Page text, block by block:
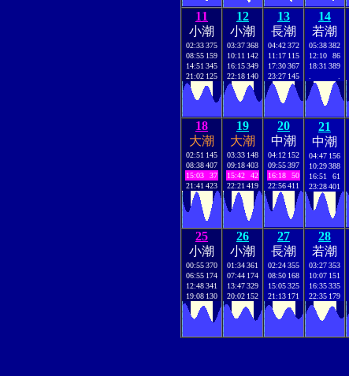
11
小潮
02:33375
08:55 159
14:51 345
21:02 125
12
小潮
03:37368
10:11 142
16:15349
22:18 140
13
長潮
04:42372
11:17 115
17:30367
23:27 145
14
若潮
05:38382
12:10
86
18:31 389
18
大潮
02:51 145
08:38407
15:03
37
21:41 423
19
大潮
03:33 148
09:18403
15:42
42
22:21 419
20
中潮
04:12 152
09:55397
16:18
50
22:56411
21
中潮
04:47 156
10:29388
16:51
61
23:28401
25
小潮
00:55370
06:55 174
12:48341
19:08 130
26
小潮
01:34361
07:44 174
13:47329
20:02 152
27
長潮
02:24355
08:50 168
15:05325
21:13 171
28
若潮
03:27353
10:07 151
16:35335
22:35 179